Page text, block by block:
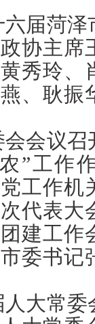
届菏
协主席
秀玲、
、耿振
会议
”工作
工作机
代表大
建工作
委书记
大常